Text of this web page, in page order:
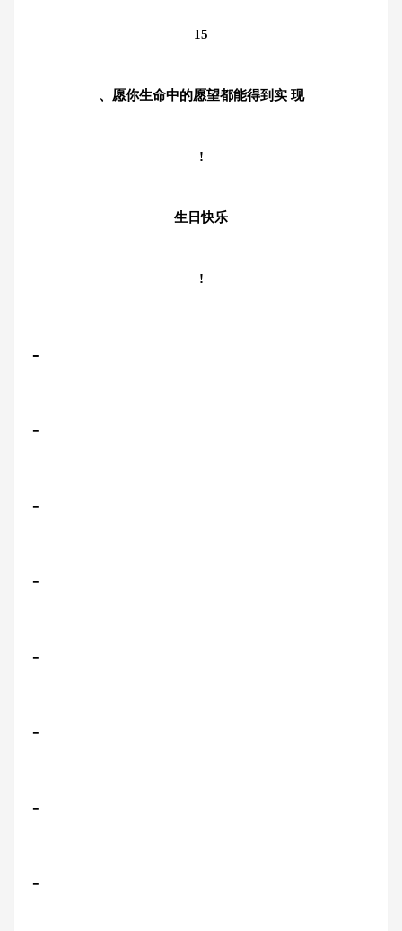
15
、愿你生命中的愿望都能得到实 现
!
生日快乐
!
-
-
-
-
-
-
-
-